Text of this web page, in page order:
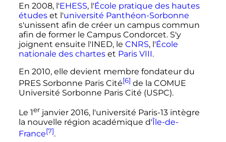
En 2008, l'EHESS, l'École pratique des hautes
étudeset l'université Panthéon-Sorbonne
s'unissent afin de créer un campus commun
afin de former le Campus Condorcet. S'y
joignent ensuite l'INED, le CNRS, l'École
nationale des charteset Paris VIII.
En 2010, elle devient membre fondateur du
PRES Sorbonne Paris Cité[6] de la COMUE
Université Sorbonne Paris Cité (USPC).
Le 1er janvier 2016, l'université Paris-13 intègre
la nouvelle région académique d'Île-de-
France[7].